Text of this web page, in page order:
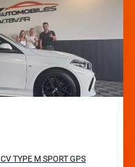
TYPE M SPORT GPS